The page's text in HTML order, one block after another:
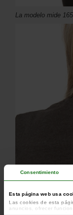
Consentimiento
Esta página web usa
Las cookies de esta
anuncios, ofrecer
La modelo mide